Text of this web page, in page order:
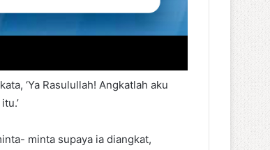
‘Ya Rasulullah! Angkatlah aku
minta supaya ia diangkat,